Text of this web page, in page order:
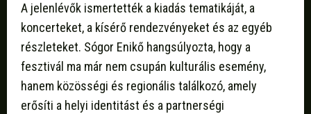
A jelenlévők ismertették a kiadás tematikáját, a
koncerteket, a kísérő rendezvényeket és az egyéb
részleteket. Sógor Enikő hangsúlyozta, hogy a
fesztivál ma már nem csupán kulturális esemény,
hanem közösségi és regionális találkozó, amely
erősíti a helyi identitást és a partnerségi